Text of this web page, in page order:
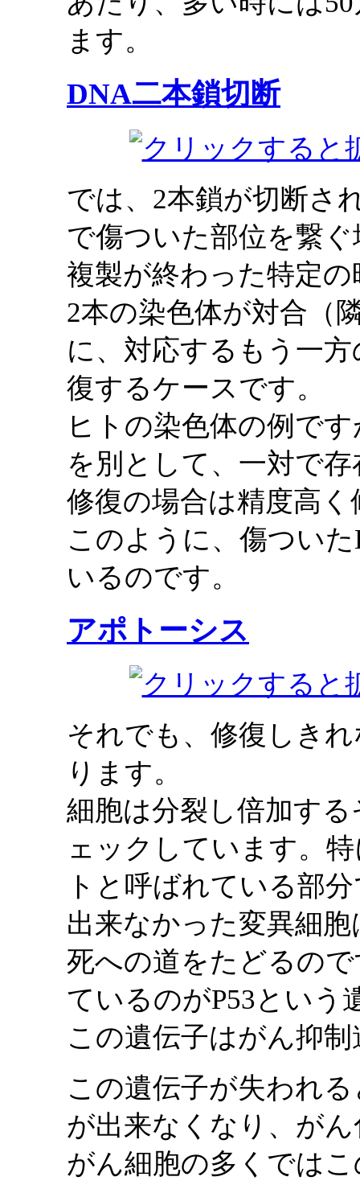
ます。
DNA二本鎖切断
では、2本鎖が切断さ
で傷ついた部位を繋
複製が終わった特定
2本の染色体が対合（
に、対応するもう一
復するケースです。
ヒトの染色体の例で
を別として、一対で
修復の場合は精度高
このように、傷つい
いるのです。
アポトーシス
それでも、修復しき
ります。
細胞は分裂し倍加す
ェックしています。
トと呼ばれている部
出来なかった変異細
死への道をたどるの
ているのがP53という
この遺伝子はがん抑
この遺伝子が失われ
が出来なくなり、が
がん細胞の多くでは